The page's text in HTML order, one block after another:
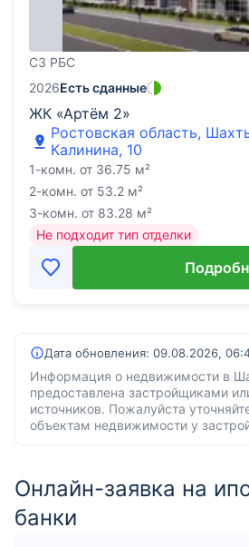
СЗ РБС
ЖК «Артём 2»
2026Есть сданные
Ростовская область,
Калинина, 10
1-комн. от 36.75 м²
2-комн. от 53.2 м²
3-комн. от 83.28 м²
Не подходит тип отделки
Дата обновления: 09.08.2026,
Информация о недвижимости в
предоставлена застройщиками
источников. Пожалуйста
объектам недвижимости у
Онлайн-заявка на
банки